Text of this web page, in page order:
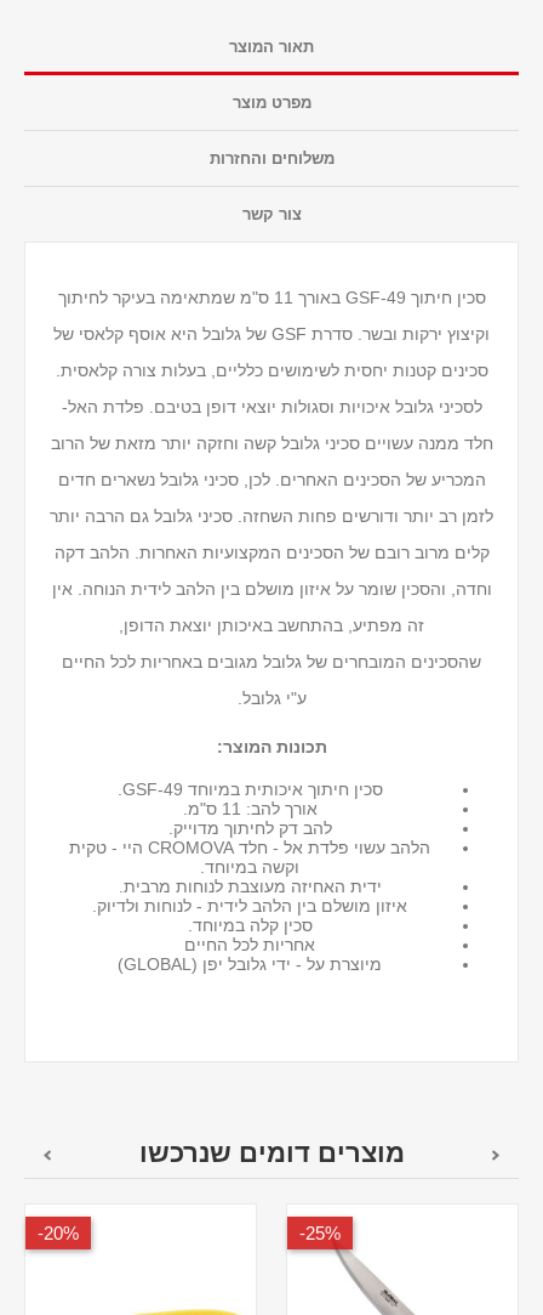
תאור המוצר
מפרט מוצר
משלוחים והחזרות
צור קשר
סכין חיתוך GSF-49 באורך 11 ס"מ שמתאימה בעיקר לחיתוך
וקיצוץ ירקות ובשר. סדרת GSF של גלובל היא אוסף קלאסי של
סכינים קטנות יחסית לשימושים כלליים, בעלות צורה קלאסית.
לסכיני גלובל איכויות וסגולות יוצאי דופן בטיבם. פלדת האל-
חלד ממנה עשויים סכיני גלובל קשה וחזקה יותר מזאת של הרוב
המכריע של הסכינים האחרים. לכן, סכיני גלובל נשארים חדים
לזמן רב יותר ודורשים פחות השחזה. סכיני גלובל גם הרבה יותר
קלים מרוב רובם של הסכינים המקצועיות האחרות. הלהב דקה
וחדה, והסכין שומר על איזון מושלם בין הלהב לידית הנוחה. אין
זה מפתיע, בהתחשב באיכותן יוצאת הדופן,
שהסכינים המובחרים של גלובל מגובים באחריות לכל החיים
ע"י גלובל.
תכונות המוצר:
סכין חיתוך איכותית במיוחד GSF-49.
אורך להב: 11 ס"מ.
להב דק לחיתוך מדוייק.
הלהב עשוי פלדת אל - חלד CROMOVA היי - טקית
וקשה במיוחד.
ידית האחיזה מעוצבת לנוחות מרבית.
איזון מושלם בין הלהב לידית - לנוחות ולדיוק.
סכין קלה במיוחד.
אחריות לכל החיים
מיוצרת על - ידי גלובל יפן (GLOBAL)
מוצרים דומים שנרכשו
25%-
20%-